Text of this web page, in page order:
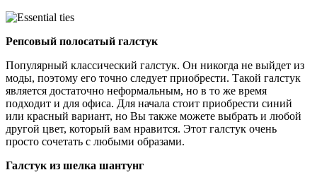
Репсовый полосатый галстук
Популярный классический галстук. Он никогда не выйдет из
моды, поэтому его точно следует приобрести. Такой галстук
является достаточно неформальным, но в то же время
подходит и для офиса. Для начала стоит приобрести синий
или красный вариант, но Вы также можете выбрать и любой
другой цвет, который вам нравится. Этот галстук очень
просто сочетать с любыми образами.
Галстук из шелка шантунг